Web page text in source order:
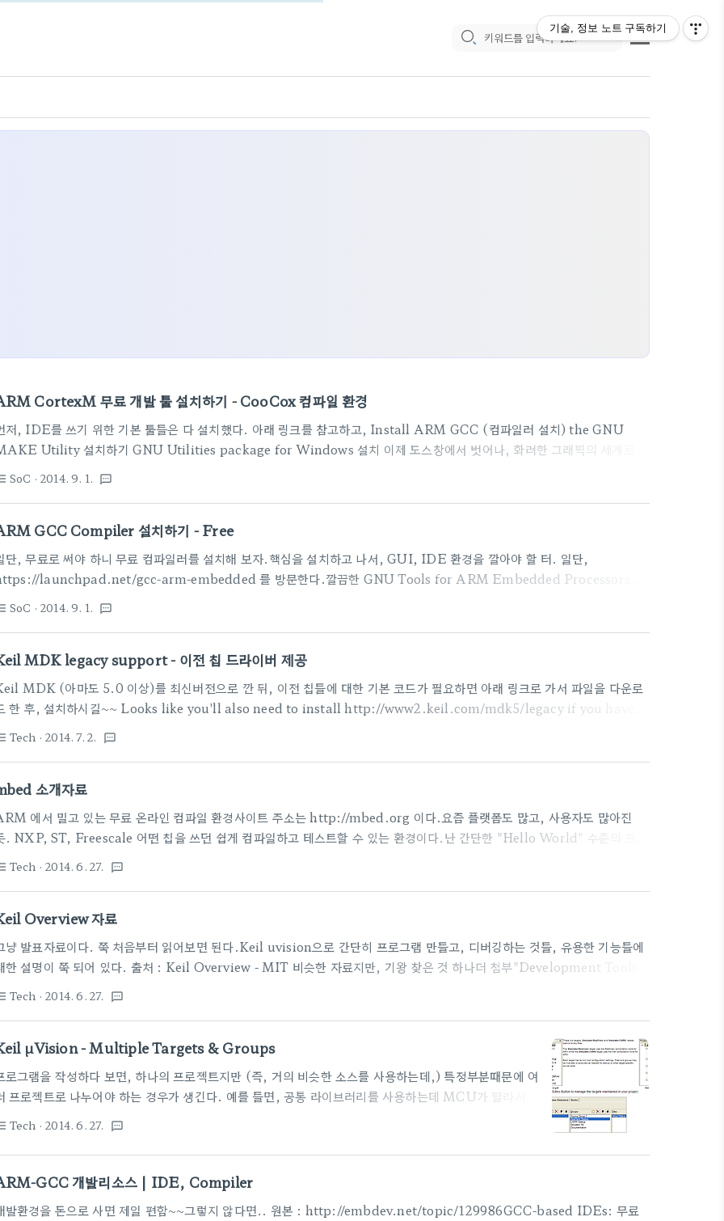
CortexM 무료 개발 툴 설치하기 - CooCox 컴파일 환경
저, IDE를 쓰기 위한 기본 툴들은 다 설치했다. 아래 링크를 참고하고, Install ARM GCC (컴파일러 설치) the GNU
Utility 설치하기 GNU Utilities package for Windows 설치 이제 도스창에서 벗어나, 화려한 그래픽의 세계로
with the ARM GCC Compiler on Windows for the STM32F4DISCOVERY Board링크 글을 참고해서 설치를 하
SoC · 2014. 9. 1. textsms
GCC Compiler 설치하기 - Free
단, 무료로 써야 하니 무료 컴파일러를 설치해 보자.핵심을 설치하고 나서, GUI, IDE 환경을 깔아야 할 터. 일단,
launchpad.net/gcc-arm-embedded 를 방문한다.깔끔한 GNU Tools for ARM Embedded Processors 에
을 원하면, 여기로 https://launchpad.net/gcc-arm-embedded/+download 가서 클릭클릭. 설치 파일을 실행한다. 당
해 줘야 하는 귀찮음이...
SoC · 2014. 9. 1. textsms
MDK legacy support - 이전 칩 드라이버 제공
MDK (아마도 5.0 이상)를 최신버전으로 깐 뒤, 이전 칩들에 대한 기본 코드가 필요하면 아래 링크로 가서 파일을 다운로
한 후, 설치하시길~~ Looks like you'll also need to install http://www2.keil.com/mdk5/legacy if you have
support a microcontroller device and to use middleware. To maintain backward compatibility with MDK
Tech · 2014. 7. 2. textsms
소개자료
에서 밀고 있는 무료 온라인 컴파일 환경사이트 주소는 http://mbed.org 이다.요즘 플랫폼도 많고, 사용자도 많아진
. NXP, ST, Freescale 어떤 칩을 쓰던 쉽게 컴파일하고 테스트할 수 있는 환경이다.난 간단한 "Hello World" 수준의 프로
해서 소개 출처 : http://wiki.vctec.co.kr/devboard/mbed 하위 페이지 나열[ARM mbed 강좌] 01. mbed 소개
mbed 강좌] 04..
Tech · 2014. 6. 27. textsms
Overview 자료
냥 발표자료이다. 쭉 처음부터 읽어보면 된다.Keil uvision으로 간단히 프로그램 만들고, 디버깅하는 것들, 유용한 기능들에
한 설명이 쭉 되어 있다. 출처 : Keil Overview - MIT 비슷한 자료지만, 기왕 찾은 것 하나더 첨부"Development Tools
단 2009년 자료라는 것.. 출처 : http://www.emcu.it/KEIL/mdk_4.00_full.pdf ㅋㅋ 짤은 십여년전에 배운 컴파일러
Tech · 2014. 6. 27. textsms
µVision - Multiple Targets & Groups
로그램을 작성하다 보면, 하나의 프로젝트지만 (즉, 거의 비슷한 소스를 사용하는데,) 특정부분때문에 여
프로젝트로 나누어야 하는 경우가 생긴다. 예를 들면, 공통 라이브러리를 사용하는데 MCU가 달라서
일목요연하게 하나의 그룹처럼 보이게 하려면..Keil을 쓰는 경우라면, UV4, UV5등을 사용하는 경우라
"Targets" 이라는 용어를 사용하고 있더라~ Keil의 help 사이트에서 예를 가져와 보자. 출처 :
www.keil.com/uvision/ide_prj_targets.asp 그림으로 가져왔다.위의 그림의 왼쪽과 오른쪽
Tech · 2014. 6. 27. textsms
GCC 개발리소스 | IDE, Compiler
발환경을 돈으로 사면 제일 편함~~그렇지 않다면.. 원본 : http://embdev.net/topic/129986GCC-based IDEs: 무료
기술, 정보 노트 구독하기